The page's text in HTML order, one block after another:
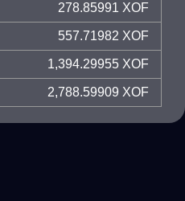
278.85991 XOF
557.71982 XOF
1,394.29955 XOF
2,788.59909 XOF